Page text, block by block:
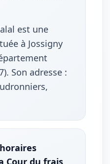
est une
à Jossigny
Son adresse :
Cour du frais